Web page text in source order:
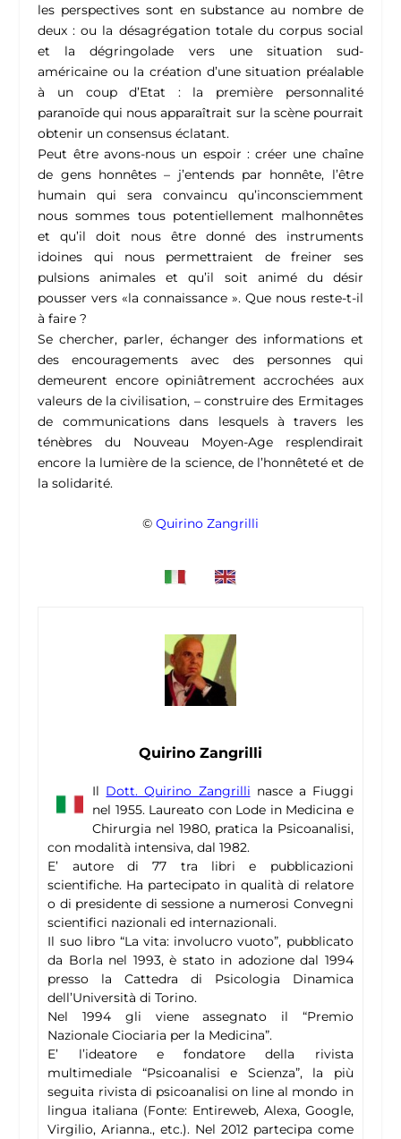
les perspectives sont en substance au nombre de
deux : ou la désagrégation totale du corpus social
et la dégringolade vers une situation sud-
américaine ou la création d’une situation préalable
à un coup d’Etat : la première personnalité
paranoïde qui nous apparaîtrait sur la scène pourrait
obtenir un consensus éclatant.
Peut être avons-nous un espoir : créer une chaîne
de gens honnêtes – j’entends par honnête, l’être
humain qui sera convaincu qu’inconsciemment
nous sommes tous potentiellement malhonnêtes
et qu’il doit nous être donné des instruments
idoines qui nous permettraient de freiner ses
pulsions animales et qu’il soit animé du désir
pousser vers «la connaissance ». Que nous reste-t-il
à faire ?
Se chercher, parler, échanger des informations et
des encouragements avec des personnes qui
demeurent encore opiniâtrement accrochées aux
valeurs de la civilisation, – construire des Ermitages
de communications dans lesquels à travers les
ténèbres du Nouveau Moyen-Age resplendirait
encore la lumière de la science, de l’honnêteté et de
la solidarité.
© Quirino Zangrilli
Quirino Zangrilli
Il Dott. Quirino Zangrilli nasce a Fiuggi
nel 1955. Laureato con Lode in Medicina e
Chirurgia nel 1980, pratica la Psicoanalisi,
con modalità intensiva, dal 1982.
E’ autore di 77 tra libri e pubblicazioni
scientifiche. Ha partecipato in qualità di relatore
o di presidente di sessione a numerosi Convegni
scientifici nazionali ed internazionali.
Il suo libro “La vita: involucro vuoto”, pubblicato
da Borla nel 1993, è stato in adozione dal 1994
presso la Cattedra di Psicologia Dinamica
dell’Università di Torino.
Nel 1994 gli viene assegnato il “Premio
Nazionale Ciociaria per la Medicina”.
E’ l’ideatore e fondatore della rivista
multimediale “Psicoanalisi e Scienza”, la più
seguita rivista di psicoanalisi on line al mondo in
lingua italiana (Fonte: Entireweb, Alexa, Google,
Virgilio, Arianna., etc.). Nel 2012 partecipa come